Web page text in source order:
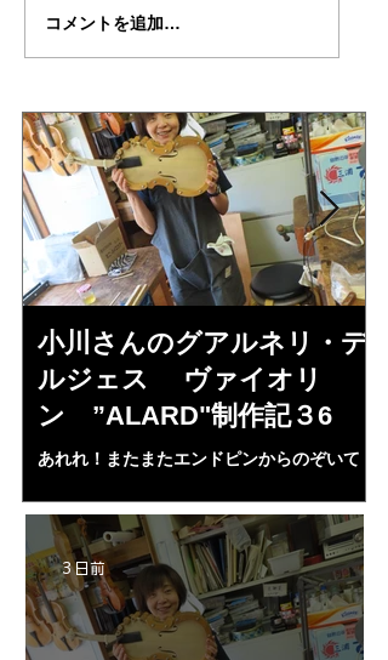
副島さんの”ALARD"制
コメントを追加…
小川さんのグアルネリ・デ
ルジェス ヴァイオリ
ン ”ALARD"制作記３6
あれれ！またまたエンドピンからのぞいて
ペーパー１００゜で徹底して削る。やっと光
が消えた。にかわで再度閉じる。消えた――
の小川さんの笑顔が満開となる・・。いよい
よ来週からニス塗りか？
3 日前